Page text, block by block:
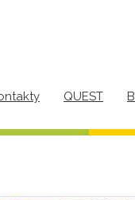
QUEST